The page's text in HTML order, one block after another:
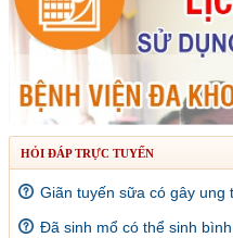
HỎI ĐÁP TRỰC TUYẾN
Giãn tuyến sữa có gây ung
Đã sinh mổ có thể sinh